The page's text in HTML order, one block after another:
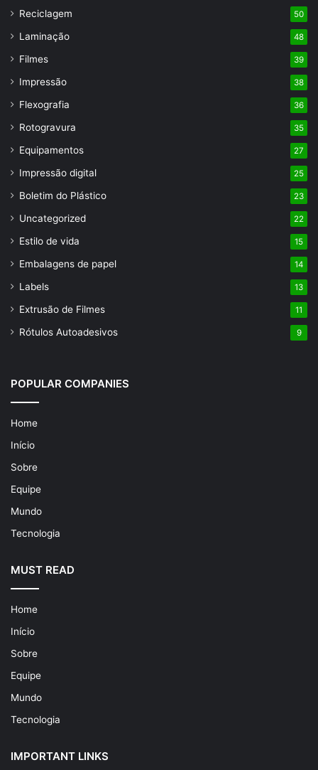
Reciclagem 50
Laminação 48
Filmes 39
Impressão 38
Flexografia 36
Rotogravura 35
Equipamentos 27
Impressão digital 25
Boletim do Plástico 23
Uncategorized 22
Estilo de vida 15
Embalagens de papel 14
Labels 13
Extrusão de Filmes 11
Rótulos Autoadesivos 9
POPULAR COMPANIES
Home
Início
Sobre
Equipe
Mundo
Tecnologia
MUST READ
Home
Início
Sobre
Equipe
Mundo
Tecnologia
IMPORTANT LINKS